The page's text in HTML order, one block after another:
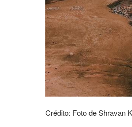
Crédito: Foto de Shravan